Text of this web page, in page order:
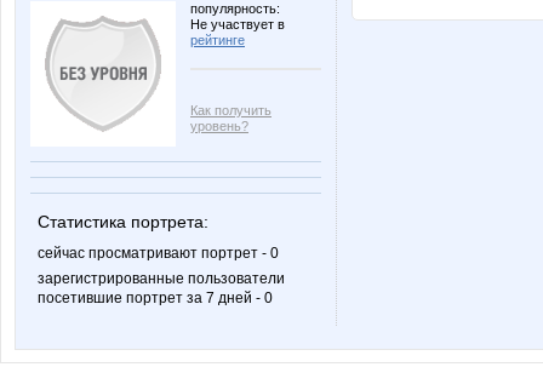
популярность:
Не участвует в
рейтинге
Как получить
уровень?
Статистика портрета:
сейчас просматривают портрет - 0
зарегистрированные пользователи
посетившие портрет за 7 дней - 0